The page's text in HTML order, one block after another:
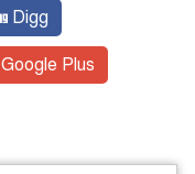
Digg
Google Plus